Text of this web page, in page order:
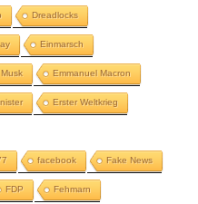
Dreadlocks
Einmarsch
Emmanuel Macron
Erster Weltkrieg
facebook Fake News
FDP Fehmarn